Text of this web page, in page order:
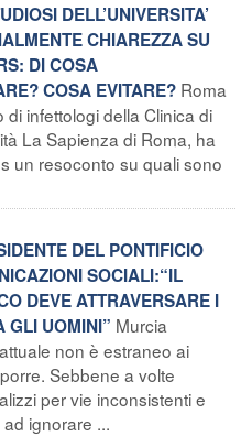
DELL’UNIVERSITA’
CHIAREZZA SU
DI COSA
COSA EVITARE? Roma
infettologi della Clinica di
La Sapienza di Roma, ha
un resoconto su quali sono
DEL PONTIFICIO
SOCIALI:“IL
DEVE ATTRAVERSARE I
GLI UOMINI” Murcia
non è estraneo ai
Sebbene a volte
per vie inconsistenti e
ignorare ...